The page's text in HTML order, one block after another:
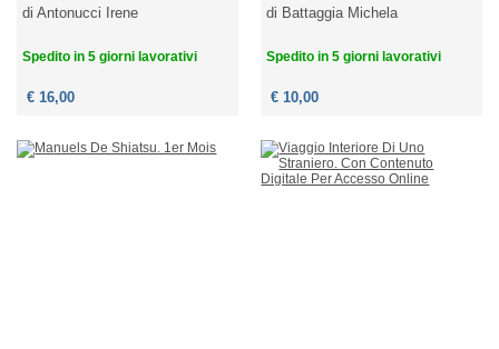
Quello Che I Grandi
diAntonucci Irene
Spedito in 5 giorni lavorativi
€ 16,00
di Battaggia Michela
Spedito in 5 giorni lavorativi
€ 10,00